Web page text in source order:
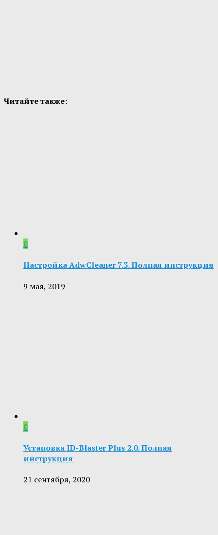
Читайте также:
0
Настройка AdwCleaner 7.3. Полная инструкция
9 мая, 2019
0
Установка ID-Blaster Plus 2.0. Полная
инструкция
21 сентября, 2020